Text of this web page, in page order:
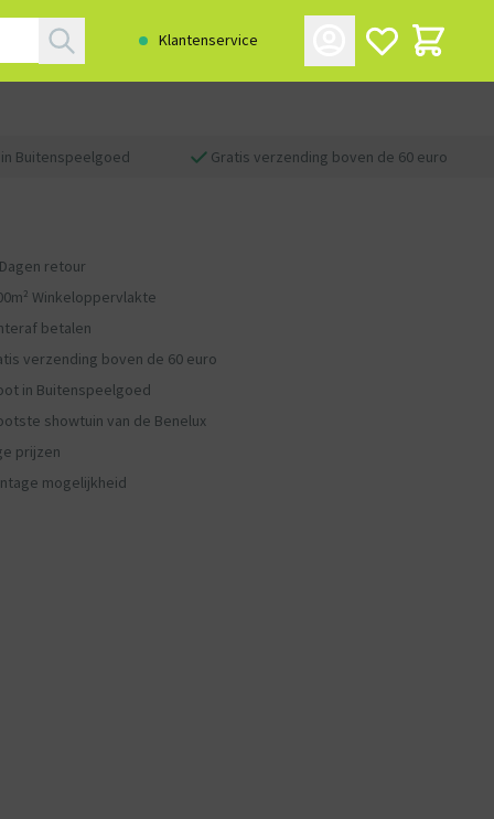
Klantenservice
Buitenspeelgoed Gratis verzending boven de 60 euro
retour
Winkeloppervlakte
betalen
verzending boven de 60 euro
in Buitenspeelgoed
showtuin van de Benelux
prijzen
mogelijkheid